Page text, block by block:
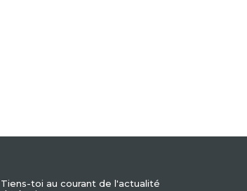
Tiens-toi au courant de l'actualité